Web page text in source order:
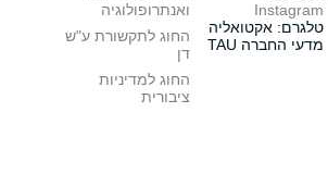
Instagram
טלגרם: אקטואליה
מדעי החברה TAU
ואנתרופולוגיה
החוג לתקשורת ע"ש
דן
החוג למדיניות
ציבורית